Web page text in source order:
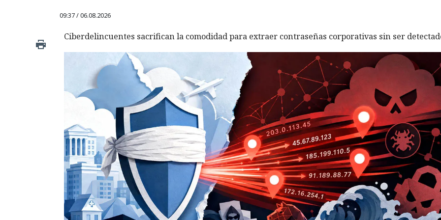
09:37 / 06.08.2026
Ciberdelincuentes sacrifican la comodidad para extraer contraseñas corporativas sin ser